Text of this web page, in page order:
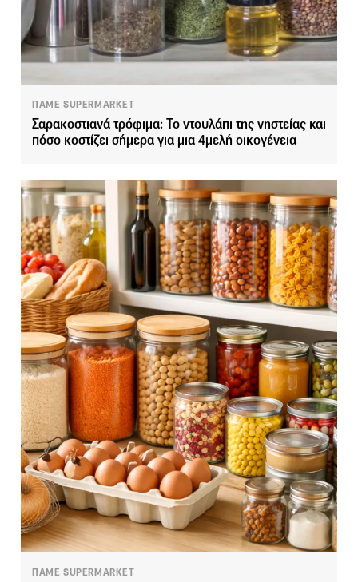
ΠΑΜΕ SUPERMARKET
Σαρακοστιανά τρόφιμα: Το ντουλάπι της νηστείας και
πόσο κοστίζει σήμερα για μια 4μελή οικογένεια
ΠΑΜΕ SUPERMARKET